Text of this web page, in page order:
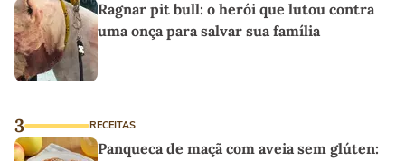
Ragnar pit bull: o herói que lutou contra
uma onça para salvar sua família
3 RECEITAS
Panqueca de maçã com aveia sem glúten: